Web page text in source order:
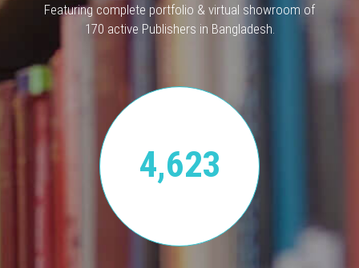
Featuring complete portfolio & virtual showroom of
170 active Publishers in Bangladesh.
4,623